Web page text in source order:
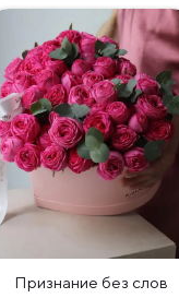
Признание без слов